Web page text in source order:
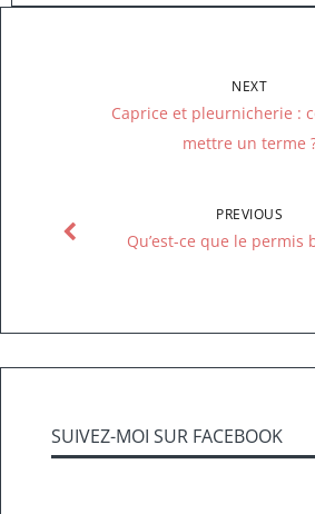
NEXT
Caprice et pleurnicherie :
mettre un terme
PREVIOUS
Qu’est-ce que le permis
SUIVEZ-MOI SUR FACEBOOK